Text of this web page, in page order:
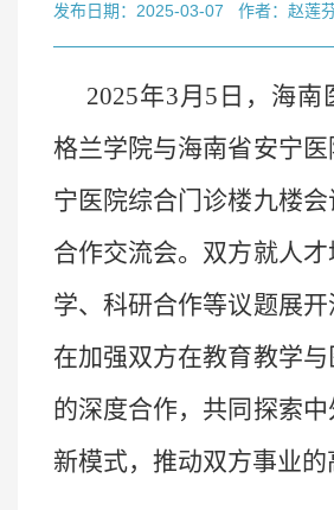
发布日期：2025-03-07 作者：赵莲
2025年3月5日，海南
格兰学院与海南省安宁
宁医院综合门诊楼九楼
合作交流会。双方就人
学、科研合作等议题展
在加强双方在教育教学
的深度合作，共同探索
新模式，推动双方事业的